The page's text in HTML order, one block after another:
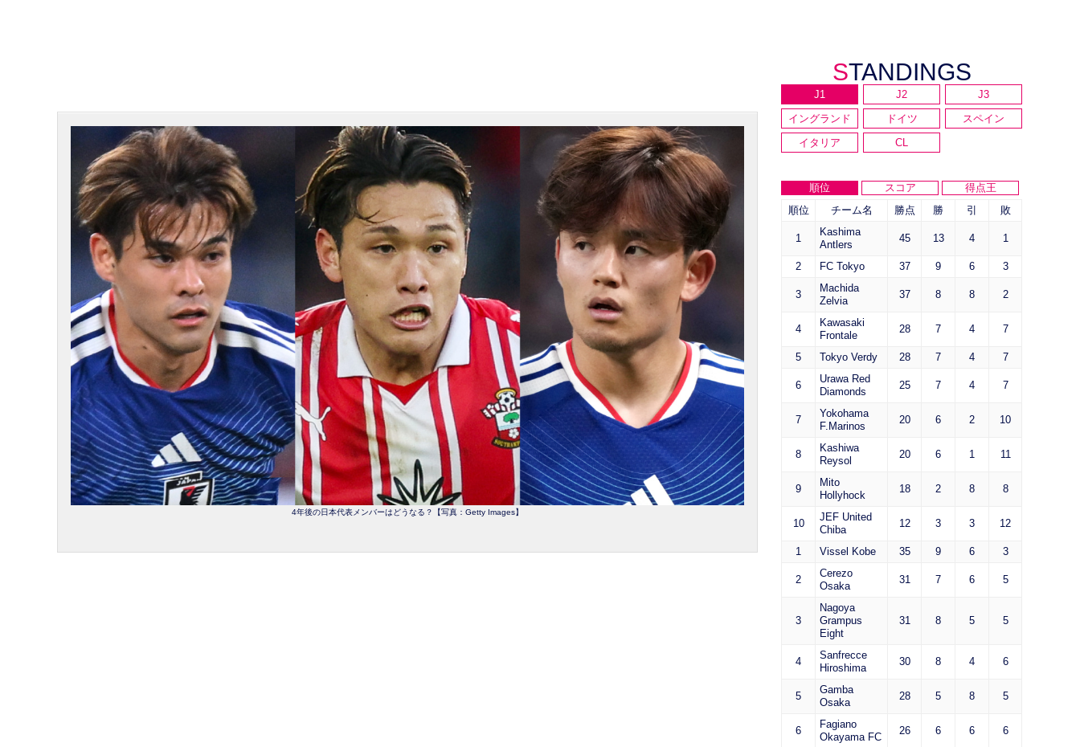
4年後の日本代表メンバーはどうなる？【写真：Getty Images】
STANDINGS
J1 J2
J3
イングランド
ドイツ
スペイン
イタリア
CL
順位 スコア
得点王
順位
チーム名 勝点 勝 引 敗
1
Kashima
Antlers
45 13 4 1
2 FC Tokyo 37 9 6 3
3
Machida
Zelvia
37 8 8 2
4
Kawasaki
Frontale
28 7 4 7
5 Tokyo Verdy 28 7 4 7
6
Urawa Red
Diamonds
25 7 4 7
7
Yokohama
F.Marinos
20 6 2 10
8
Kashiwa
Reysol
20 6 1 11
9
Mito
Hollyhock
18 2 8 8
10
JEF United
Chiba
12 3 3 12
1 Vissel Kobe 35 9 6 3
2
Cerezo
Osaka
31 7 6 5
3
Nagoya
Grampus
Eight
31 8 5 5
4
Sanfrecce
Hiroshima
30 8 4 6
5
Gamba
Osaka
28 5 8 5
6
Fagiano
Okayama FC
26 6 6 6